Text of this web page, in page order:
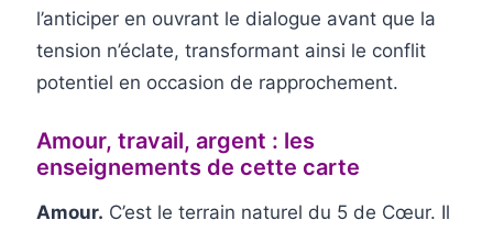
l’anticiper en ouvrant le dialogue avant que la
tension n’éclate, transformant ainsi le conflit
potentiel en occasion de rapprochement.
Amour, travail, argent : les
enseignements de cette carte
Amour. C’est le terrain naturel du 5 de Cœur. Il